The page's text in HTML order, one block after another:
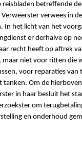
reisbladen betreffende
verwees in
In het licht van het
er derhalve op
recht heeft op aftrek
maar niet voor ritten die
voor reparaties van
tanken. Om de
in haar besluit het
om
en onderhoud